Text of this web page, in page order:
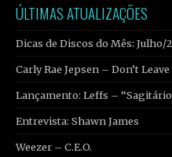
ÚLTIMAS ATUALIZAÇÕES
Dicas de Discos do Mês: Julho/
Carly Rae Jepsen – Don’t
Lançamento: Leffs –
Entrevista: Shawn James
Weezer – C.E.O.